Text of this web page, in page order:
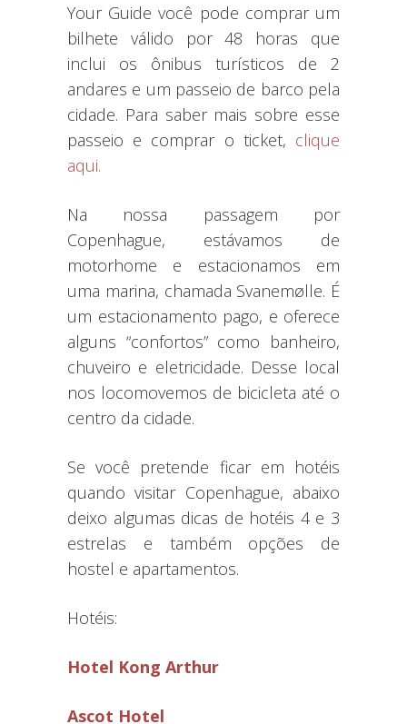
Your Guide você pode comprar um
bilhete válido por 48 horas que
inclui os ônibus turísticos de 2
andares e um passeio de barco pela
cidade. Para saber mais sobre esse
passeio e comprar o ticket, clique
aqui.
Na nossa passagem por
Copenhague, estávamos de
motorhome e estacionamos em
uma marina, chamada Svanemølle. É
um estacionamento pago, e oferece
alguns “confortos” como banheiro,
chuveiro e eletricidade. Desse local
nos locomovemos de bicicleta até o
centro da cidade.
Se você pretende ficar em hotéis
quando visitar Copenhague, abaixo
deixo algumas dicas de hotéis 4 e 3
estrelas e também opções de
hostel e apartamentos.
Hotéis:
Hotel Kong Arthur
Ascot Hotel